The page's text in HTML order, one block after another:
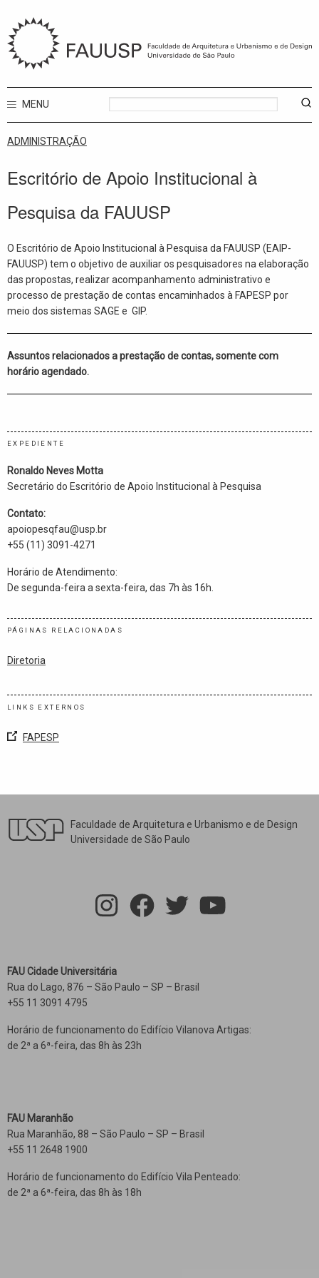
MENU
ADMINISTRAÇÃO
Escritório de Apoio Institucional à
Pesquisa da FAUUSP
O Escritório de Apoio Institucional à Pesquisa da FAUUSP (EAIP-
FAUUSP) tem o objetivo de auxiliar os pesquisadores na elaboração
das propostas, realizar acompanhamento administrativo e
processo de prestação de contas encaminhados à FAPESP por
meio dos sistemas SAGE e GIP.
Assuntos relacionados a prestação de contas, somente com
horário agendado.
EXPEDIENTE
Ronaldo Neves Motta
Secretário do Escritório de Apoio Institucional à Pesquisa
Contato:
apoiopesqfau@usp.br
+55 (11) 3091-4271
Horário de Atendimento:
De segunda-feira a sexta-feira, das 7h às 16h.
PÁGINAS RELACIONADAS
Diretoria
LINKS EXTERNOS
FAPESP
Faculdade de Arquitetura e Urbanismo e de Design
Universidade de São Paulo
FAU Cidade Universitária
Rua do Lago, 876 – São Paulo – SP – Brasil
+55 11 3091 4795
Horário de funcionamento do Edifício Vilanova Artigas:
de 2ª a 6ª-feira, das 8h às 23h
FAU Maranhão
Rua Maranhão, 88 – São Paulo – SP – Brasil
+55 11 2648 1900
Horário de funcionamento do Edifício Vila Penteado:
de 2ª a 6ª-feira, das 8h às 18h